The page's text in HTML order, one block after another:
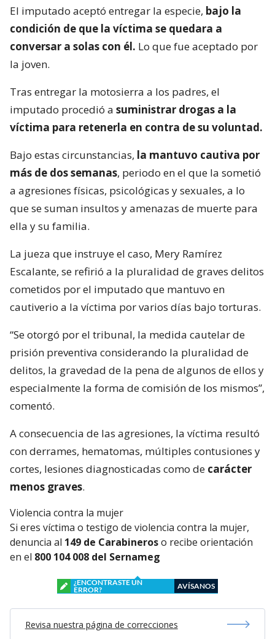
El imputado aceptó entregar la especie, bajo la
condición de que la víctima se quedara a
conversar a solas con él. Lo que fue aceptado por
la joven.
Tras entregar la motosierra a los padres, el
imputado procedió a suministrar drogas a la
víctima para retenerla en contra de su voluntad.
Bajo estas circunstancias, la mantuvo cautiva por
más de dos semanas, periodo en el que la sometió
a agresiones físicas, psicológicas y sexuales, a lo
que se suman insultos y amenazas de muerte para
ella y su familia.
La jueza que instruye el caso, Mery Ramírez
Escalante, se refirió a la pluralidad de graves delitos
cometidos por el imputado que mantuvo en
cautiverio a la víctima por varios días bajo torturas.
“Se otorgó por el tribunal, la medida cautelar de
prisión preventiva considerando la pluralidad de
delitos, la gravedad de la pena de algunos de ellos y
especialmente la forma de comisión de los mismos”,
comentó.
A consecuencia de las agresiones, la víctima resultó
con derrames, hematomas, múltiples contusiones y
cortes, lesiones diagnosticadas como de carácter
menos graves.
Violencia contra la mujer
Si eres víctima o testigo de violencia contra la mujer,
denuncia al 149 de Carabineroso recibe orientación
en el 800 104 008 del Sernameg
¿ENCONTRASTE UN
ERROR?
AVÍSANOS
Revisa nuestra página de correcciones